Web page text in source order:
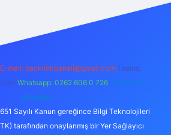
m elexbet
E-mail: backlinkpaneli@gmail.com Teams:
Whatsapp: 0262 606 0 726 Telegram:
@karabul
Sayılı Kanun gereğince Bilgi Teknolojileri
tarafından onaylanmış bir Yer Sağlayıcı